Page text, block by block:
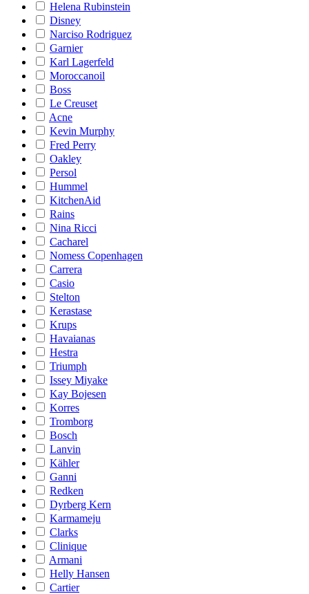
Helena Rubinstein
Disney
Narciso Rodriguez
Garnier
Karl Lagerfeld
Moroccanoil
Boss
Le Creuset
Acne
Kevin Murphy
Fred Perry
Oakley
Persol
Hummel
KitchenAid
Rains
Nina Ricci
Cacharel
Nomess Copenhagen
Carrera
Casio
Stelton
Kerastase
Krups
Havaianas
Hestra
Triumph
Issey Miyake
Kay Bojesen
Korres
Tromborg
Bosch
Lanvin
Kähler
Ganni
Redken
Dyrberg Kern
Karmameju
Clarks
Clinique
Armani
Helly Hansen
Cartier